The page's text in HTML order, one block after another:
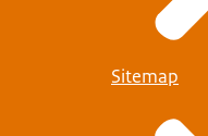
Sitemap